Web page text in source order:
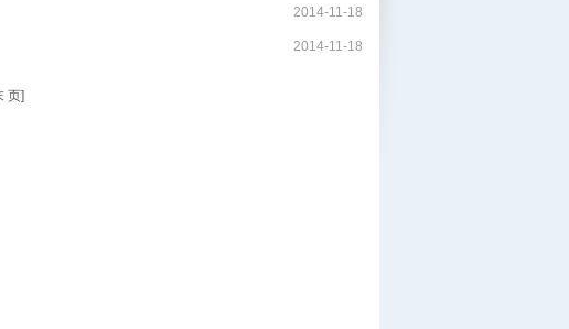
2014-11-18
2014-11-18
页]